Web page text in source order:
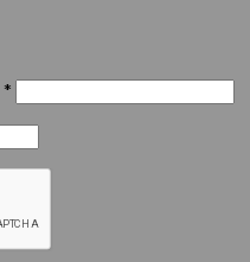
*